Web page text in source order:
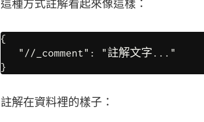
這種方式註解看起來像這樣：
{
}
註解在資料裡的樣子：